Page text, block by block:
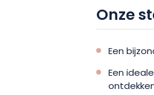
Waar wacht
verblijf bij
Onze
Een
Een